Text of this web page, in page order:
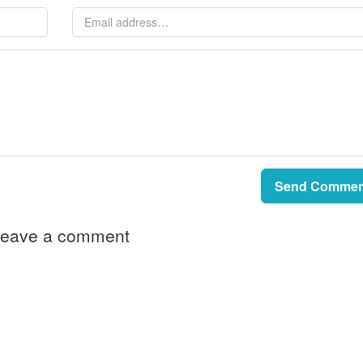
Send
a comment